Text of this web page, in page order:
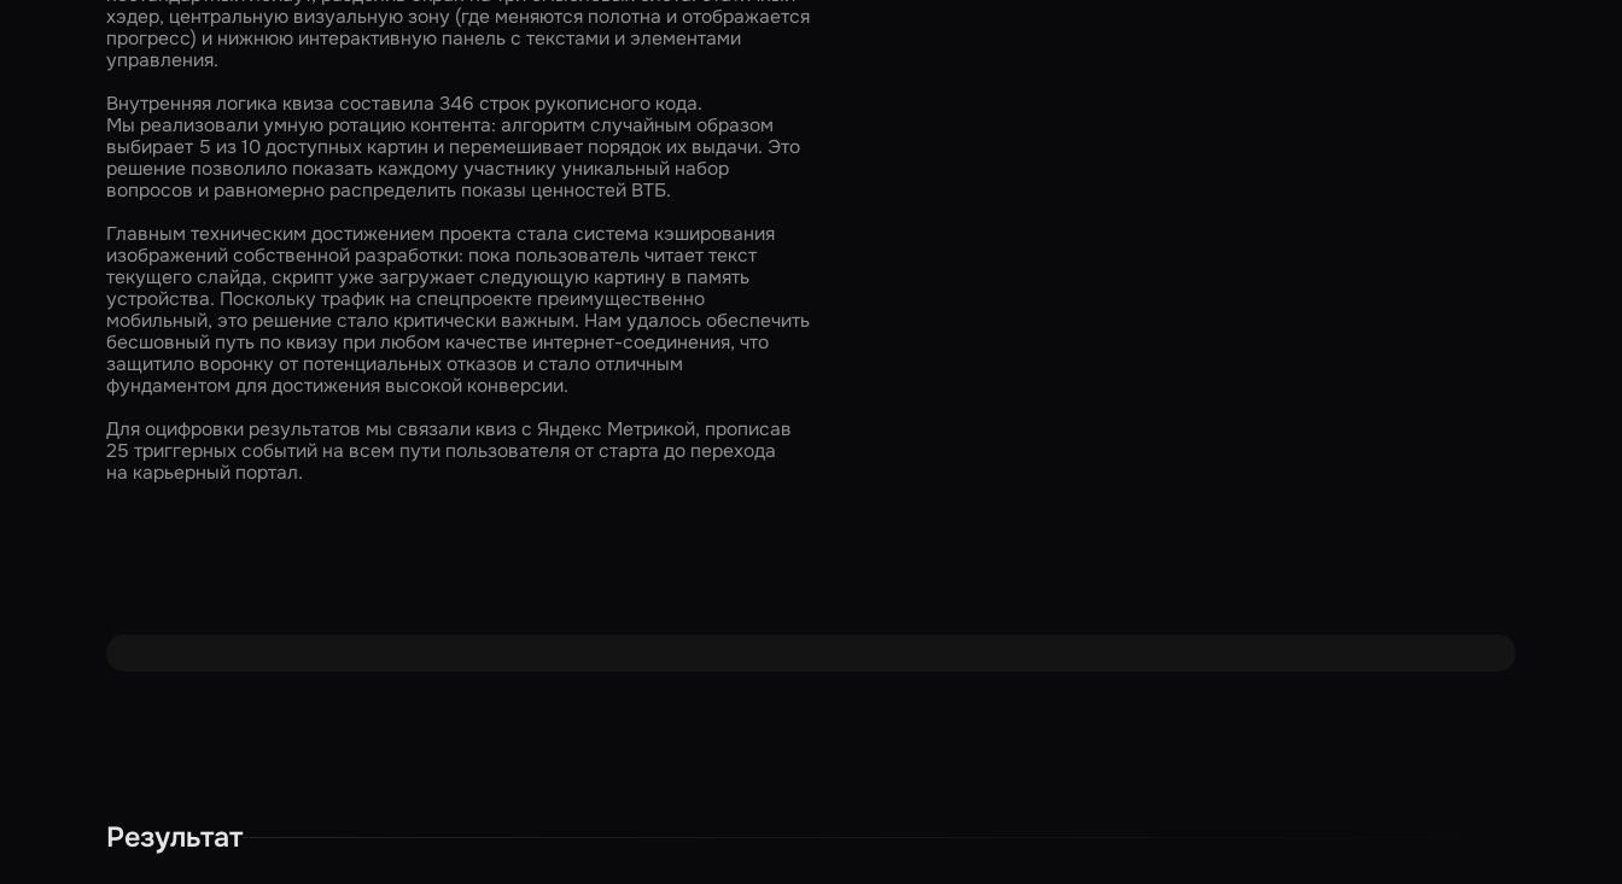
хэдер, центральную визуальную зону (где меняются полотна и отображается
прогресс) и нижнюю интерактивную панель с текстами и элементами
управления.
Внутренняя логика квиза составила 346 строк рукописного кода.
Мы реализовали умную ротацию контента: алгоритм случайным образом
выбирает 5 из 10 доступных картин и перемешивает порядок их выдачи. Это
решение позволило показать каждому участнику уникальный набор
вопросов и равномерно распределить показы ценностей ВТБ.
Главным техническим достижением проекта стала система кэширования
изображений собственной разработки: пока пользователь читает текст
текущего слайда, скрипт уже загружает следующую картину в память
устройства. Поскольку трафик на спецпроекте преимущественно
мобильный, это решение стало критически важным. Нам удалось обеспечить
бесшовный путь по квизу при любом качестве интернет-соединения, что
защитило воронку от потенциальных отказов и стало отличным
фундаментом для достижения высокой конверсии.
Для оцифровки результатов мы связали квиз с Яндекс Метрикой, прописав
25 триггерных событий на всем пути пользователя от старта до перехода
на карьерный портал.
Результат